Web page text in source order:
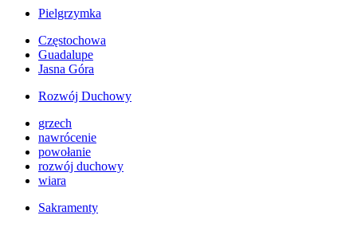
Pielgrzymka
Częstochowa
Guadalupe
Jasna Góra
Rozwój Duchowy
grzech
nawrócenie
powołanie
rozwój duchowy
wiara
Sakramenty